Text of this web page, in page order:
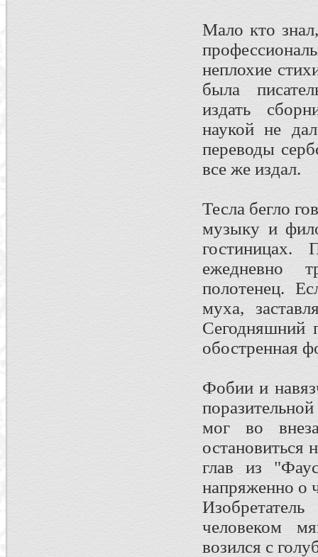
Мало кто
неплохие
была
издать
наукой не
переводы
все же издал.
Тесла бегло
музыку и
гостиницах.
ежедневно
полотенец.
муха,
Сегодняшний
обостренная
Фобии и
мог во
остановиться
глав из
напряженно о
человеком
возился с